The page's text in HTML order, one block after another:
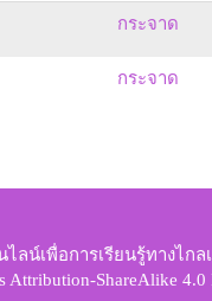
กระจาด
กระจาด
ลน์เพื่อการเรียนรู้ทางไกล
Attribution-ShareAlike 4.0